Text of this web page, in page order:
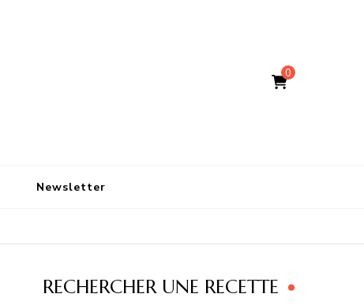
0
Newsletter
RECHERCHER UNE RECETTE